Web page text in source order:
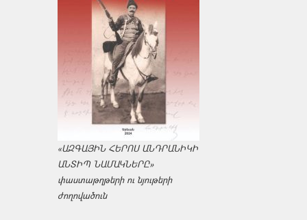
«ԱԶԳԱՅԻՆ ՀԵՐՈՍ ԱՆԴՐԱՆԻԿԻ
ԱՆՏԻՊ ՆԱՄԱԿՆԵՐԸ»
փաստաթղթերի ու նյութերի
ժողովածուն